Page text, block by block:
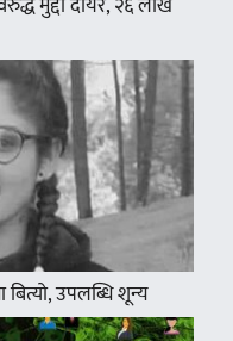
उपलब्धि शून्य